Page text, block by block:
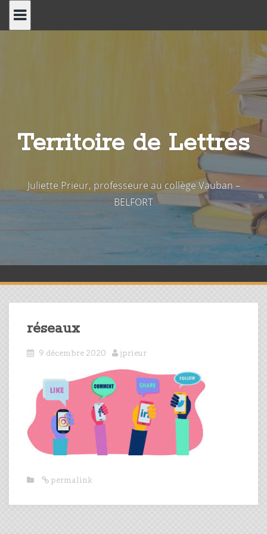
Territoire de Lettres
Juliette Prieur, professeure au collège Vauban –
BELFORT
réseaux
9 décembre 2020 jprieur
permalink